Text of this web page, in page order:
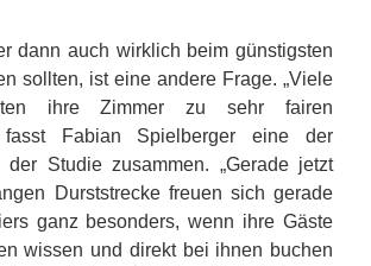
dann auch wirklich beim günstigsten
sollten, ist eine andere Frage. „Viele
ihre Zimmer zu sehr fairen
fasst Fabian Spielberger eine der
der Studie zusammen. „Gerade jetzt
Durststrecke freuen sich gerade
ganz besonders, wenn ihre Gäste
wissen und direkt bei ihnen buchen